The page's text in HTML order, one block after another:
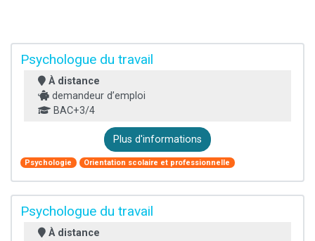
Psychologue du travail
À distance
demandeur d’emploi
BAC+3/4
Plus d'informations
Psychologie Orientation scolaire et professionnelle
Psychologue du travail
À distance